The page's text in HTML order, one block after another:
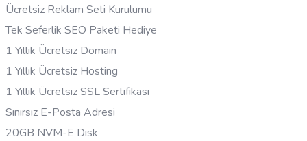
Ücretsiz Reklam Seti Kurulumu
Tek Seferlik SEO Paketi Hediye
1 Yıllık Ücretsiz Domain
1 Yıllık Ücretsiz Hosting
1 Yıllık Ücretsiz SSL Sertifikası
Sınırsız E-Posta Adresi
20GB NVM-E Disk